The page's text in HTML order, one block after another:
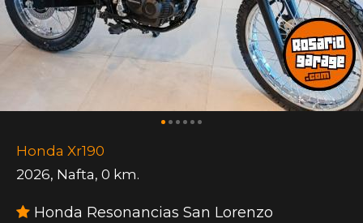
Honda Xr190
2026, Nafta, 0 km.
Honda Resonancias San Lorenzo